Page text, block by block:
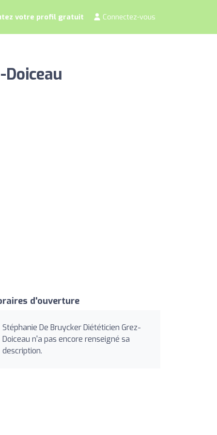
votre profil gratuit Connectez-vous
d'ouverture
Stéphanie De Bruycker Diététicien Grez-
Doiceau n'a pas encore renseigné sa
description.